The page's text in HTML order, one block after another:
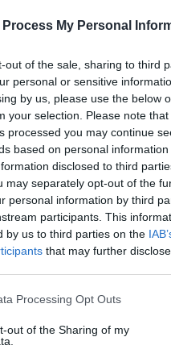
Process My Personal
out of the sale, sharing to third
personal or sensitive
by us, please use the below
your selection. Please note
processed you may continue
based on personal
disclosed to third
may separately opt-out of the
personal information by third
participants. This
by us to third parties on the
that may further
Processing Opt Outs
out of the Sharing of my